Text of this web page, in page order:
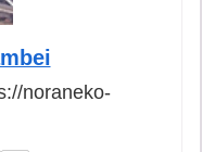
noraneko-